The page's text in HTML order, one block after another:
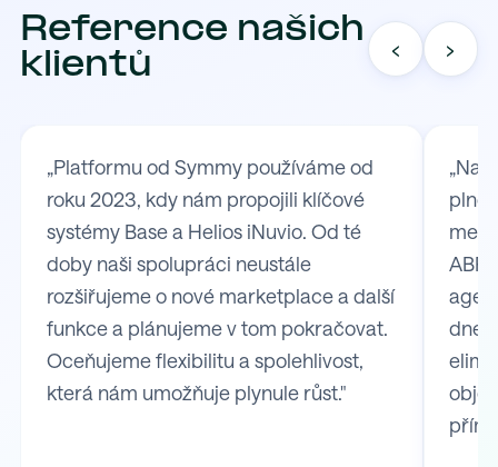
Reference našich
klientů
‹ ›
„Platformu od Symmy používáme od
roku 2023, kdy nám propojili klíčové
systémy Base a Helios iNuvio. Od té
doby naši spolupráci neustále
rozšiřujeme o nové marketplace a další
funkce a plánujeme v tom pokračovat.
Oceňujeme flexibilitu a spolehlivost,
která nám umožňuje plynule růst."
„Na
plně
mezi
dnes